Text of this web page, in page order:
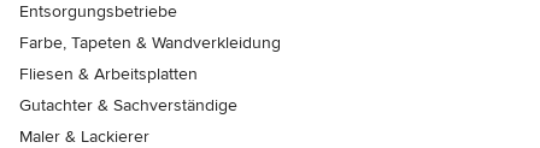
Entsorgungsbetriebe
Farbe, Tapeten & Wandverkleidung
Fliesen & Arbeitsplatten
Gutachter & Sachverständige
Maler & Lackierer